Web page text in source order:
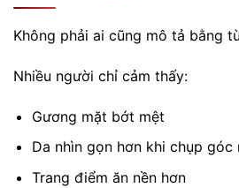
Không phải ai cũng mô tả bằng
Nhiều người chỉ cảm thấy:
Gương mặt bớt mệt
Da nhìn gọn hơn khi chụp góc
Trang điểm ăn nền hơn